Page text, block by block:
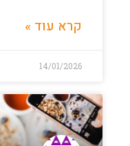
קרא עוד »
14/01/2026